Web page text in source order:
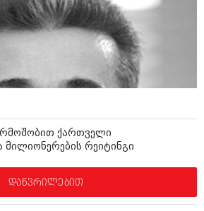
არქივი
(162)
(223)
(244)
(211)
(256)
(215)
(243)
(212)
(231)
(261)
ქართველი
რეიტინგი
დაწვრილებით